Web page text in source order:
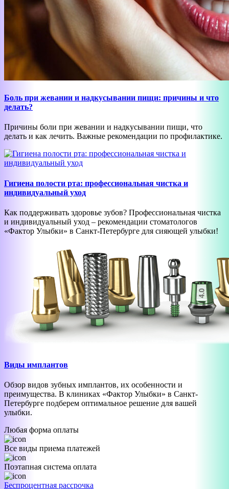
Боль при жевании и надкусывании пищи: причины и что
делать?
Причины боли при жевании и надкусывании пищи, что
делать и как лечить. Важные рекомендации по профилактике.
Гигиена полости рта: профессиональная чистка и
индивидуальный уход
Как поддерживать здоровье зубов? Профессиональная чистка
и индивидуальный уход – рекомендации стоматологов
«Фактор Улыбки» в Санкт-Петербурге для сияющей улыбки!
Виды имплантов
Обзор видов зубных имплантов, их особенности и
преимущества. В клиниках «Фактор Улыбки» в Санкт-
Петербурге подберем оптимальное решение для вашей
улыбки.
Любая форма оплаты
Все виды приема платежей
Поэтапная система оплата
Беспроцентная рассрочка